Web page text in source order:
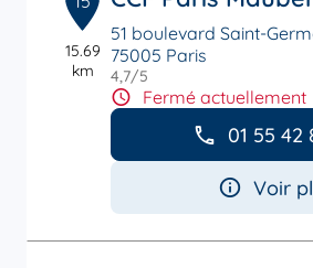
15.69
km
51 boulevard Saint-
75005 Paris
4,7/5
Fermé actuellement
01 55 42
Voir